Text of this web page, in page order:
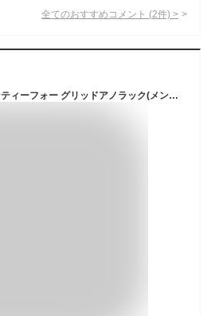
全てのおすすめコメント (2件) >
マーモット MARMOT セブンティーフォー グリッドアノラック(メンズ) [サイズ：L] [カラー：ブラック] #TOMSJL38-BK 【あす楽 送料無料】【スポーツ・アウトドア アウトドア ウェア】【74GRID ANORAK】